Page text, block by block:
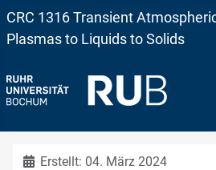
CRC 1316 Transient
Plasmas to Liquids to Solids
DetailsErstellt: 04. März 2024